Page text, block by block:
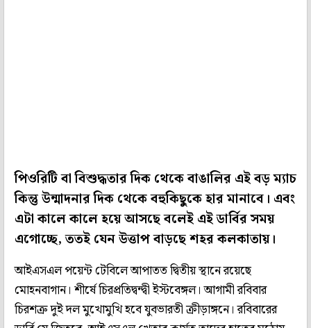
পিওরিটি বা বিশুদ্ধতার দিক থেকে বাঙালির এই বড় ম্যাচ
কিন্তু উন্মাদনার দিক থেকে বহুকিছুকে হার মানাবে। এবং
এটা কালে কালে হয়ে আসছে বলেই এই ডার্বির সময়
এগোচ্ছে, ততই যেন উত্তাপ বাড়ছে শহর কলকাতায়।
আইএসএল পয়েন্ট টেবিলে আপাতত দ্বিতীয় স্থানে রয়েছে
মোহনবাগান। শীর্ষে চিরপ্রতিদ্বন্দ্বী ইস্টবেঙ্গল। আগামী রবিবার
চিরশত্রু দুই দল মুখোমুখি হবে যুবভারতী ক্রীড়াঙ্গনে। রবিবারের